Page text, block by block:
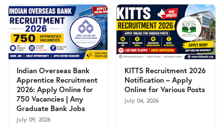
Indian Overseas Bank
Apprentice Recruitment
2026: Apply Online for
750 Vacancies | Any
Graduate Bank Jobs
July 09, 2026
KITTS Recruitment 2026
Notification – Apply
Online for Various Posts
July 04, 2026